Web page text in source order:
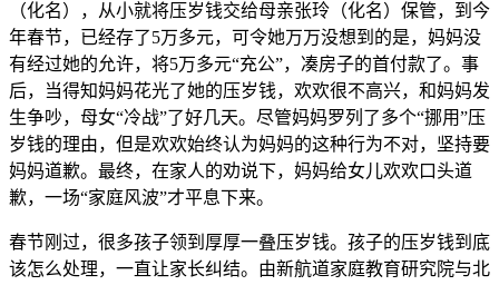
（化名），从小就将压岁钱交给母亲张玲（化名）保管，到今
年春节，已经存了5万多元，可令她万万没想到的是，妈妈没
有经过她的允许，将5万多元“充公”，凑房子的首付款了。事
后，当得知妈妈花光了她的压岁钱，欢欢很不高兴，和妈妈发
生争吵，母女“冷战”了好几天。尽管妈妈罗列了多个“挪用”压
岁钱的理由，但是欢欢始终认为妈妈的这种行为不对，坚持要
妈妈道歉。最终，在家人的劝说下，妈妈给女儿欢欢口头道
歉，一场“家庭风波”才平息下来。
春节刚过，很多孩子领到厚厚一叠压岁钱。孩子的压岁钱到底
该怎么处理，一直让家长纠结。由新航道家庭教育研究院与北